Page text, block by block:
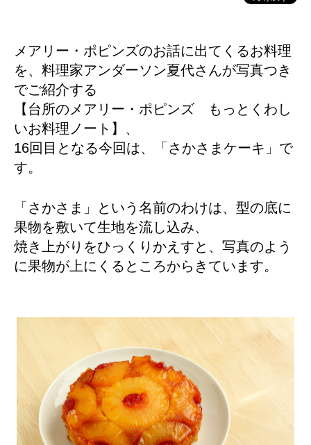
メアリー・ポピンズのお話に出てくるお料理
を、料理家アンダーソン夏代さんが写真つき
でご紹介する
【台所のメアリー・ポピンズ もっとくわし
いお料理ノート】、
16回目となる今回は、「さかさまケーキ」で
す。
「さかさま」という名前のわけは、型の底に
果物を敷いて生地を流し込み、
焼き上がりをひっくりかえすと、写真のよう
に果物が上にくるところからきています。